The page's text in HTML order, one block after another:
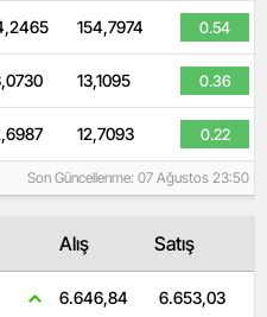
154,7974 0.54
13,1095 0.36
12,7093 0.22
Son Güncellenme: 07 Ağustos 23:50
Alış Satış
6.646,84 6.653,03